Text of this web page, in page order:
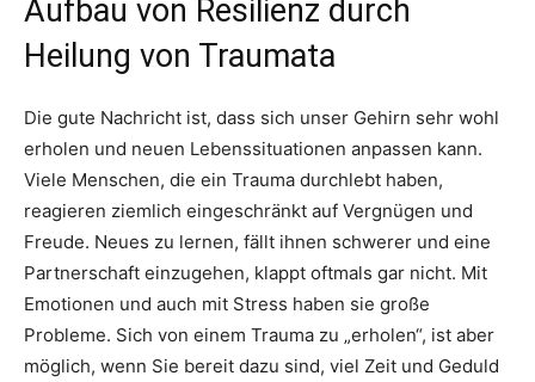
Aufbau von Resilienz durch
Heilung von Traumata
Die gute Nachricht ist, dass sich unser Gehirn sehr wohl
erholen und neuen Lebenssituationen anpassen kann.
Viele Menschen, die ein Trauma durchlebt haben,
reagieren ziemlich eingeschränkt auf Vergnügen und
Freude. Neues zu lernen, fällt ihnen schwerer und eine
Partnerschaft einzugehen, klappt oftmals gar nicht. Mit
Emotionen und auch mit Stress haben sie große
Probleme. Sich von einem Trauma zu „erholen“, ist aber
möglich, wenn Sie bereit dazu sind, viel Zeit und Geduld